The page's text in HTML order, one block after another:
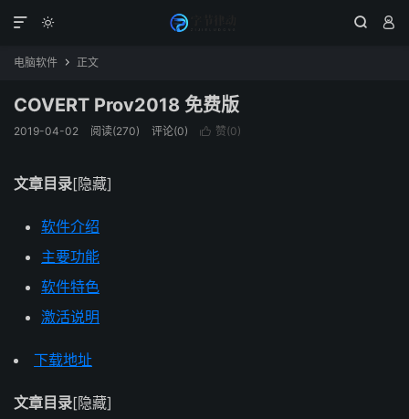
  

电脑软件  正文
COVERT Prov2018 免费版
2019-04-02 阅读(270) 评论(0)  赞(0)
文章目录[隐藏]
软件介绍
主要功能
软件特色
激活说明
下载地址
文章目录[隐藏]